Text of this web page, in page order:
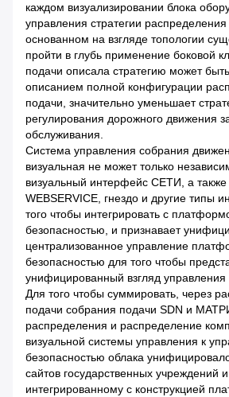
каждом визуализировании блока
управления стратегии распределения
основанном на взгляде топологии
пройти в глубь применение боковой
подачи описала стратегию может
описанием полной конфигурации
подачи, значительно уменьшает
регулирования дорожного движения
обслуживания.
Система управления собрания
визуальная не может только
визуальный интерфейс СЕТИ, а также
WEBSERVICE, гнездо и другие типы
того чтобы интегрировать с
безопасностью, и признавает
централизованное управление
безопасностью для того чтобы
унифицированный взгляд управления
Для того чтобы суммировать, через
подачи собрания подачи SDN и
распределения и распределение
визуальной системы управления к
безопасностью облака
сайтов государственных учреждений
интегрированному с конструкцией